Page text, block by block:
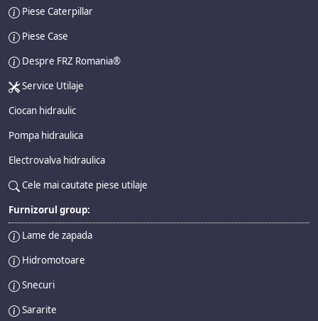
Piese Caterpillar
Piese Case
Despre FRZ Romania®
Service Utilaje
Ciocan hidraulic
Pompa hidraulica
Electrovalva hidraulica
Cele mai cautate piese utilaje
Furnizorul group:
Lame de zapada
Hidromotoare
Snecuri
Sararite